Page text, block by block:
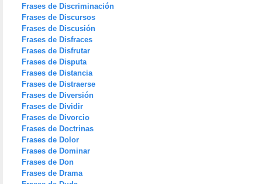
Frases de Discriminación
Frases de Discursos
Frases de Discusión
Frases de Disfraces
Frases de Disfrutar
Frases de Disputa
Frases de Distancia
Frases de Distraerse
Frases de Diversión
Frases de Dividir
Frases de Divorcio
Frases de Doctrinas
Frases de Dolor
Frases de Dominar
Frases de Don
Frases de Drama